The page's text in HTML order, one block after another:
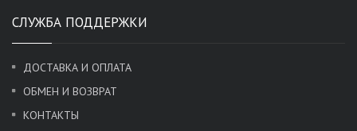
СЛУЖБА ПОДДЕРЖКИ
ДОСТАВКА И ОПЛАТА
ОБМЕН И ВОЗВРАТ
КОНТАКТЫ